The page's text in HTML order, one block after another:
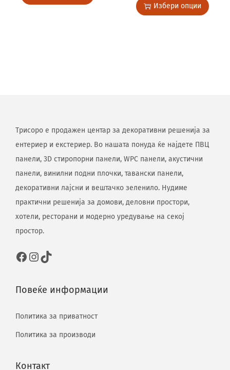
Избери опции
Трисоро е продажен центар за декоративни решенија за
ентериер и екстериер. Во нашата понуда ќе најдете ПВЦ
панели, 3D стиропорни панели, WPC панели, акустични
панели, винилни подни плочки, тавански панели,
декоративни лајсни и вештачко зеленило. Нудиме
практични решенија за домови, деловни простори,
хотели, ресторани и модерно уредување на секој
простор.
Повеќе информации
Политика за приватност
Политика за производи
Контакт